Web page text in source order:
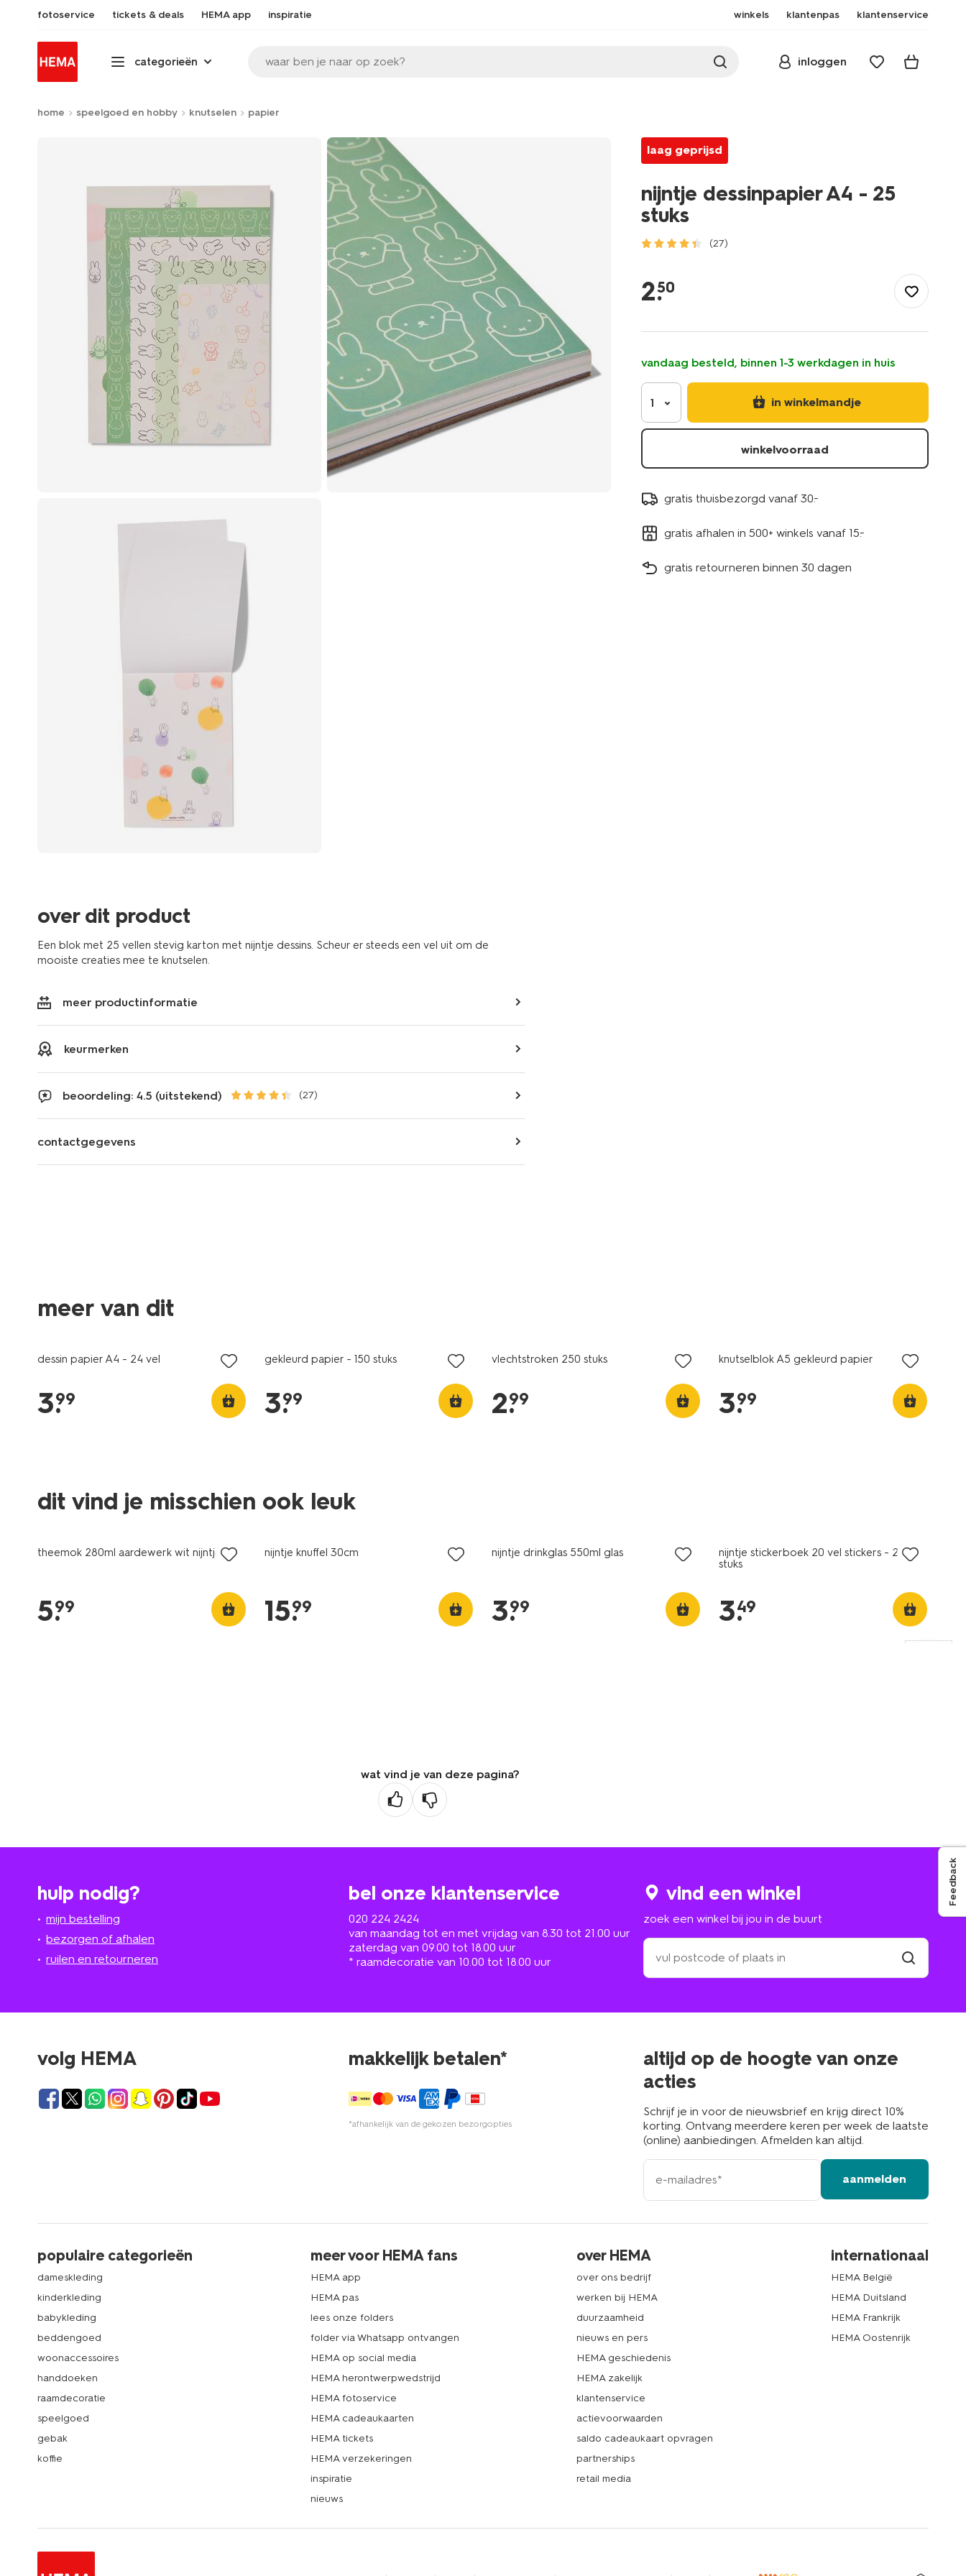
fotoservice tickets & deals HEMA app inspiratie winkels klantenpas klantenservice
categorieën waar ben je naar op zoek? inloggen
home speelgoed en hobby knutselen papier
over dit product
Een blok met 25 vellen stevig karton met nijntje dessins. Scheur er steeds een vel uit om de
mooiste creaties mee te knutselen.
meer productinformatie
keurmerken
beoordeling: 4.5 (uitstekend) (27)
contactgegevens
laag geprijsd
nijntje dessinpapier A4 - 25
stuks
(27)
dessinpapier-
60410035.html
2.
50
vandaag besteld, binnen 1-3 werkdagen in huis
1 in winkelmandje
winkelvoorraad
gratis thuisbezorgd vanaf 30.-
gratis afhalen in 500+ winkels vanaf 15.-
gratis retourneren binnen 30 dagen
meer van dit
dessin papier A4 - 24 vel
3.
99
gekleurd papier - 150 stuks
3.
99
vlechtstroken 250 stuks
2.
99
knutselblok A5 gekleurd papier
3.
99
dit vind je misschien ook leuk
theemok 280ml aardewerk wit nijntje
5.
99
nijntje knuffel 30cm
15.
99
nijntje drinkglas 550ml glas
3.
99
nijntje stickerboek 20 vel stickers - 20
stuks
3.
49
wat vind je van deze pagina?
hulp nodig?
mijn bestelling
bezorgen of afhalen
ruilen en retourneren
bel onze klantenservice
020 224 2424
van maandag tot en met vrijdag van 8.30 tot 21.00 uur
zaterdag van 09.00 tot 18.00 uur
* raamdecoratie van 10.00 tot 18.00 uur
vind een winkel
zoek een winkel bij jou in de buurt
zoek
een
winkel
in
volg HEMA makkelijk betalen*
*afhankelijk van de gekozen bezorgopties
altijd op de hoogte van onze
acties
Schrijf je in voor de nieuwsbrief en krijg direct 10%
korting. Ontvang meerdere keren per week de laatste
(online) aanbiedingen. Afmelden kan altijd.
e-
mailadres
aanmelden
populaire categorieën
dameskleding
kinderkleding
babykleding
beddengoed
woonaccessoires
handdoeken
raamdecoratie
speelgoed
gebak
koffie
meer voor HEMA fans
HEMA app
HEMA pas
lees onze folders
folder via Whatsapp ontvangen
HEMA op social media
HEMA herontwerpwedstrijd
HEMA fotoservice
HEMA cadeaukaarten
HEMA tickets
HEMA verzekeringen
inspiratie
nieuws
over HEMA
over ons bedrijf
werken bij HEMA
duurzaamheid
nieuws en pers
HEMA geschiedenis
HEMA zakelijk
klantenservice
actievoorwaarden
saldo cadeaukaart opvragen
partnerships
retail media
internationaal
HEMA België
HEMA Duitsland
HEMA Frankrijk
HEMA Oostenrijk
Feedback